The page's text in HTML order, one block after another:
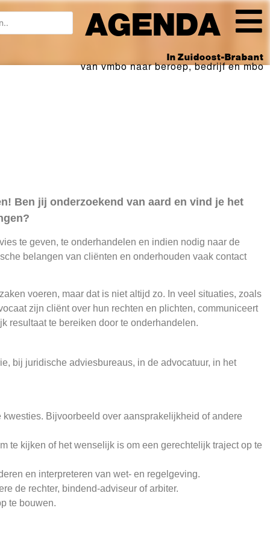
Ben jij onderzoekend van aard en vind je het
te geven, te onderhandelen en indien nodig naar de
belangen van cliënten en onderhouden vaak contact
voeren, maar dat is niet altijd zo. In veel situaties, zoals
zijn cliënt over hun rechten en plichten, communiceert
resultaat te bereiken door te onderhandelen.
bij juridische adviesbureaus, in de advocatuur, in het
Bijvoorbeeld over aansprakelijkheid of andere
te kijken of het wenselijk is om een gerechtelijk traject op te
en interpreteren van wet- en regelgeving.
de rechter, bindend-adviseur of arbiter.
te bouwen.
AGENDA
In Zuidoost-Brabant
van vmbo naar beroep, bedrijf en mbo